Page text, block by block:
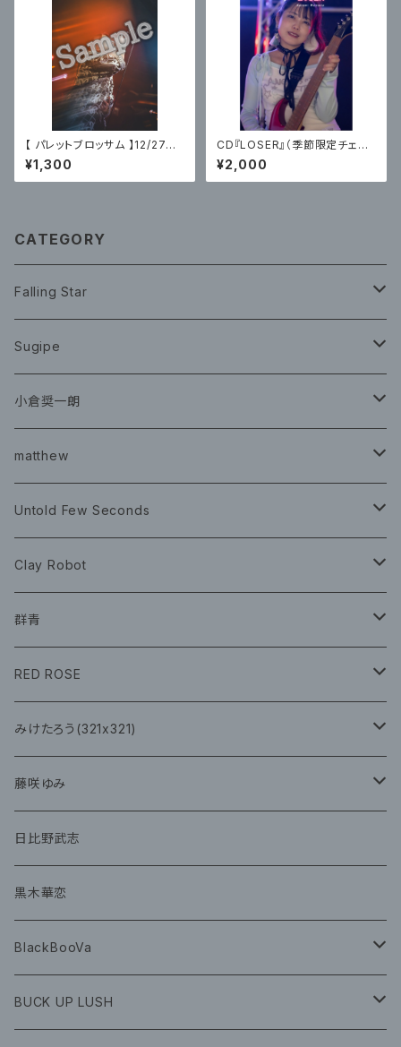
【 パレットブロッサム 】12/27主
催ライブフォトB〈サイン有〉
¥1,300
CD『LOSER』（季節限定チェキ
付） / まつだはるみ
¥2,000
CATEGORY
Falling Star
CD
グッズ
チェキ ブロマイド
イベント
ツアーグッズ
Sugipe
チケット
CD
グッズ
小倉奨一朗
イベント
グッズ
CD
matthew
Book
CD
Untold Few Seconds
グッズ
CD
Clay Robot
グッズ
CD
チェキ
群青
イベント
CD
グッズ
RED ROSE
CD
みけたろう(321x321)
CD
グッズ
藤咲ゆみ
CD
グッズ
日比野武志
黒木華恋
BlackBooVa
CD
BUCK UP LUSH